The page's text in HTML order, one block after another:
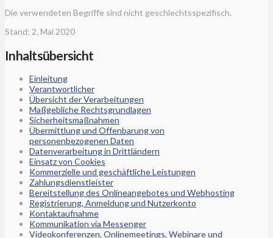
Die verwendeten Begriffe sind nicht geschlechtsspezifisch.
Stand: 2. Mai 2020
Inhaltsübersicht
Einleitung
Verantwortlicher
Übersicht der Verarbeitungen
Maßgebliche Rechtsgrundlagen
Sicherheitsmaßnahmen
Übermittlung und Offenbarung von
personenbezogenen Daten
Datenverarbeitung in Drittländern
Einsatz von Cookies
Kommerzielle und geschäftliche Leistungen
Zahlungsdienstleister
Bereitstellung des Onlineangebotes und Webhosting
Registrierung, Anmeldung und Nutzerkonto
Kontaktaufnahme
Kommunikation via Messenger
Videokonferenzen, Onlinemeetings, Webinare und